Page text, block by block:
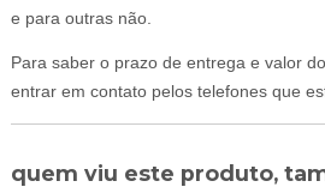
e para outras não.
Para saber o prazo de entrega e valor
entrar em contato pelos telefones que
quem viu este produto,